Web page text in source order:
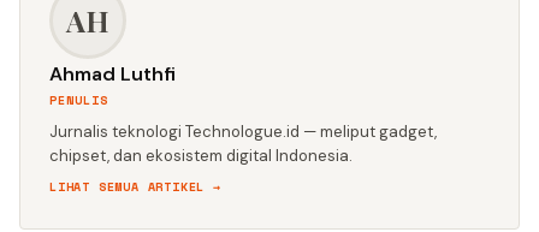
AH
Ahmad Luthfi
PENULIS
Jurnalis teknologi Technologue.id — meliput gadget,
chipset, dan ekosistem digital Indonesia.
LIHAT SEMUA ARTIKEL →